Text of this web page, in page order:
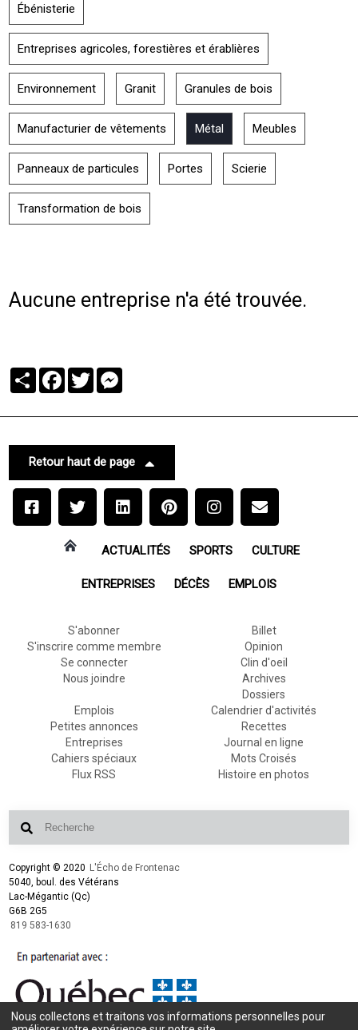
Ébénisterie
Entreprises agricoles, forestières et érablières
Environnement Granit Granules de bois
Manufacturier de vêtements Métal Meubles
Panneaux de particules Portes Scierie
Transformation de bois
Aucune entreprise n'a été trouvée.
PartagerFacebook
Twitter
Retour haut de page
ACTUALITÉS SPORTS CULTURE
ENTREPRISES DÉCÈS EMPLOIS
S'abonner
S'inscrire comme membre
Se connecter
Nous joindre
Billet
Opinion
Clin d'oeil
Archives
Dossiers
Emplois
Petites annonces
Entreprises
Cahiers spéciaux
Flux RSS
Calendrier d'activités
Recettes
Journal en ligne
Mots Croisés
Histoire en photos
Copyright © 2020 L'Écho de Frontenac
5040, boul. des Vétérans
Lac-Mégantic (Qc)
G6B 2G5
819 583-1630
Nous collectons et traitons vos informations personnelles pour